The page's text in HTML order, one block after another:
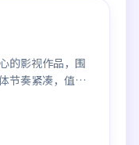
的影视作品，围
节奏紧凑，值得